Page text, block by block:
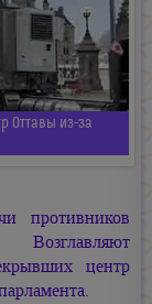
Оттавы из-за
противников
центр